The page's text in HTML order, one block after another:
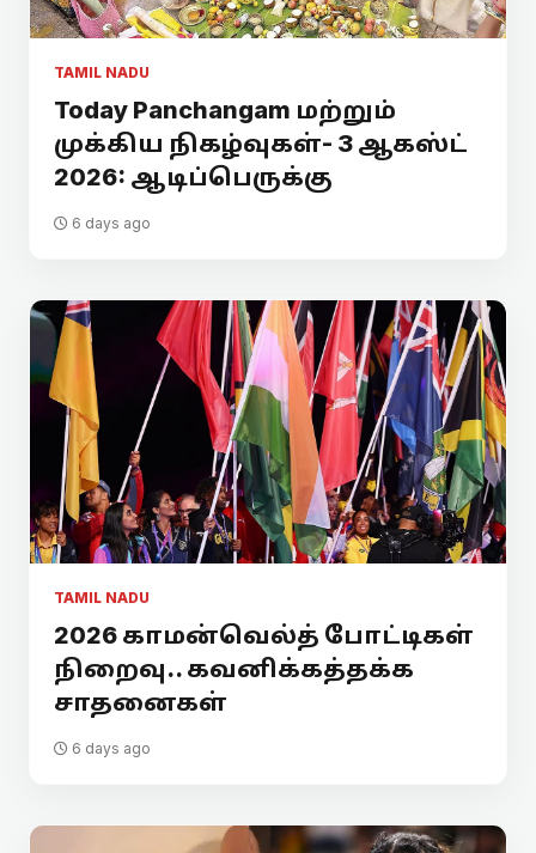
TAMIL NADU
Today Panchangam மற்றும்
முக்கிய நிகழ்வுகள்- 3 ஆகஸ்ட்
2026: ஆடிப்பெருக்கு
6 days ago
TAMIL NADU
2026 காமன்வெல்த் போட்டிகள்
நிறைவு.. கவனிக்கத்தக்க
சாதனைகள்
6 days ago